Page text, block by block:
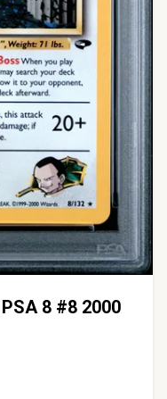
8 #8 2000